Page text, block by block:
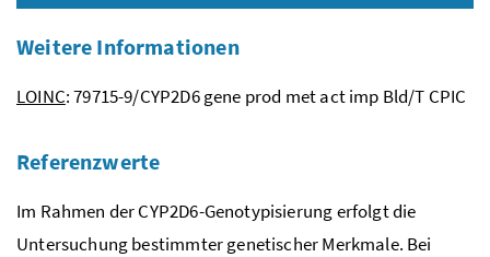
Weitere Informationen
LOINC: 79715-9/CYP2D6 gene prod met act imp Bld/T CPIC
Referenzwerte
Im Rahmen der CYP2D6-Genotypisierung erfolgt die
Untersuchung bestimmter genetischer Merkmale. Bei